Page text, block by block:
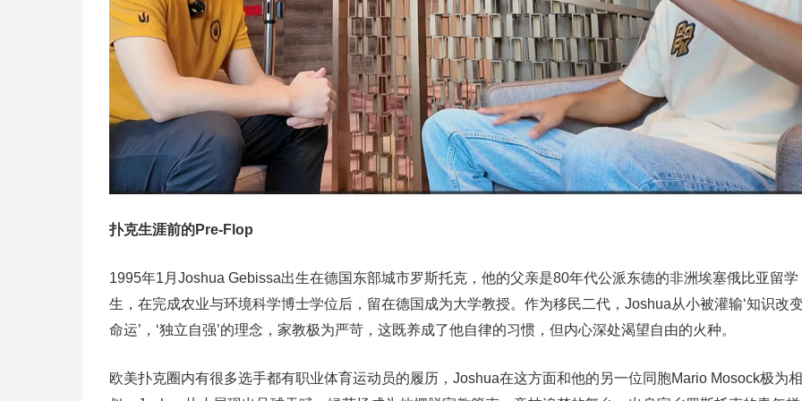
扑克生涯前的Pre-Flop
1995年1月Joshua Gebissa出生在德国东部城市罗斯托克，他的父亲是80年代公派东德的非洲埃塞俄比亚留学
生，在完成农业与环境科学博士学位后，留在德国成为大学教授。作为移民二代，Joshua从小被灌输‘知识改
命运’，‘独立自强’的理念，家教极为严苛，这既养成了他自律的习惯，但内心深处渴望自由的火种。
欧美扑克圈内有很多选手都有职业体育运动员的履历，Joshua在这方面和他的另一位同胞Mario Mosock极为相